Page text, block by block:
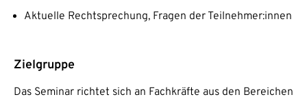
Aktuelle Rechtsprechung, Fragen der Teilnehmer:innen
Zielgruppe
Das Seminar richtet sich an Fachkräfte aus den Bereichen